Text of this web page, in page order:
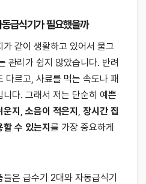
급식기가 필요했을까
같이 생활하고 있어서 물그
관리가 쉽지 않았습니다. 반려
다르고, 사료를 먹는 속도나 패
다. 그래서 저는 단순히 예쁜
지 소음이 적은지
장시간 집
수 있는지 를 가장 중요하게
은 급수기 2대와 자동급식기